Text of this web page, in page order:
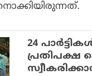
24
പ്രതിപക്ഷ